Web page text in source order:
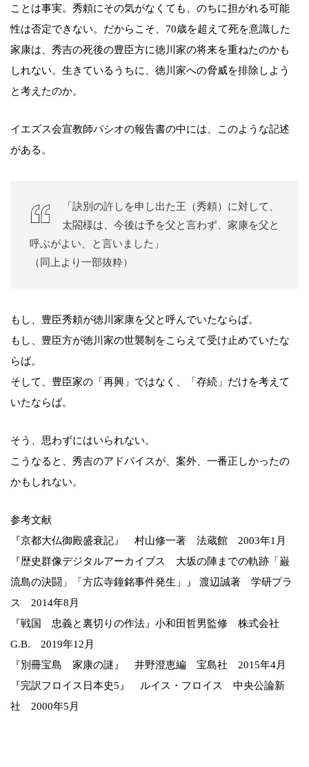
ことは事実。秀頼にその気がなくても、のちに担がれる可能
性は否定できない。だからこそ、70歳を超えて死を意識した
家康は、秀吉の死後の豊臣方に徳川家の将来を重ねたのかも
しれない。生きているうちに、徳川家への脅威を排除しよう
と考えたのか。
イエズス会宣教師パシオの報告書の中には、このような記述
がある。
「訣別の許しを申し出た王（秀頼）に対して、
太閤様は、今後は予を父と言わず、家康を父と
呼ぶがよい、と言いました」
（同上より一部抜粋）
もし、豊臣秀頼が徳川家康を父と呼んでいたならば。
もし、豊臣方が徳川家の世襲制をこらえて受け止めていたな
らば。
そして、豊臣家の「再興」ではなく、「存続」だけを考えて
いたならば。
そう、思わずにはいられない。
こうなると、秀吉のアドバイスが、案外、一番正しかったの
かもしれない。
参考文献
『京都大仏御殿盛衰記』 村山修一著 法蔵館 2003年1月
『歴史群像デジタルアーカイブス 大坂の陣までの軌跡「巌
流島の決闘」「方広寺鐘銘事件発生」』 渡辺誠著 学研プラ
ス 2014年8月
『戦国 忠義と裏切りの作法』小和田哲男監修 株式会社
G.B. 2019年12月
『別冊宝島 家康の謎』 井野澄恵編 宝島社 2015年4月
『完訳フロイス日本史5』 ルイス・フロイス 中央公論新
社 2000年5月